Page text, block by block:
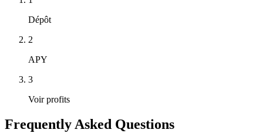
Dépôt
2
APY
3
Voir profits
Frequently Asked Questions